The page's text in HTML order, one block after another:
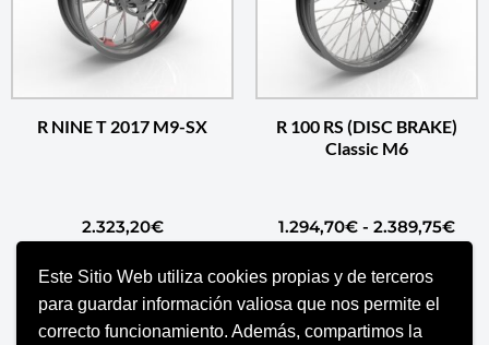
Este Sitio Web utiliza cookies propias y de terceros
para guardar información valiosa que nos permite el
correcto funcionamiento. Además, compartimos la
R NINE T 2017 M9-SX
2.323,20€
SELECCIONAR OPCIONES
R 100 RS (DISC BRAKE)
Classic M6
1.294,70€ - 2.389,75€
SELECCIONAR OPCIONES